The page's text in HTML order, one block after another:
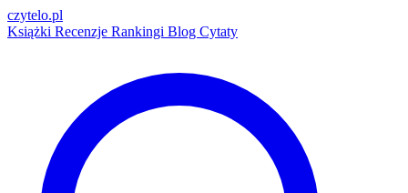
czytelo.pl
Książki Recenzje Rankingi Blog Cytaty